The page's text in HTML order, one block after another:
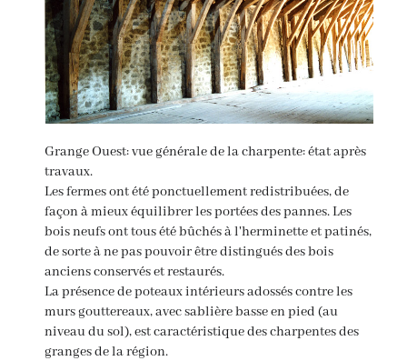
Grange Ouest: vue générale de la charpente: état après
travaux.
Les fermes ont été ponctuellement redistribuées, de
façon à mieux équilibrer les portées des pannes. Les
bois neufs ont tous été bûchés à l'herminette et patinés,
de sorte à ne pas pouvoir être distingués des bois
anciens conservés et restaurés.
La présence de poteaux intérieurs adossés contre les
murs gouttereaux, avec sablière basse en pied (au
niveau du sol), est caractéristique des charpentes des
granges de la région.